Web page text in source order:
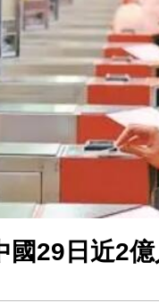
國29日近2